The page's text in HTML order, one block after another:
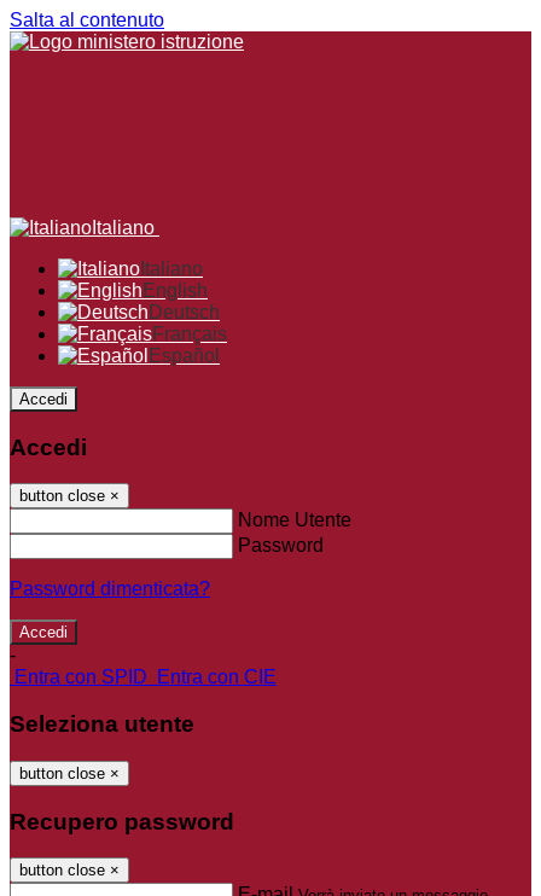
Salta al contenuto
Italiano
Italiano
English
Deutsch
Français
Español
Accedi
Accedi
button close ×
Nome Utente
Password
Password dimenticata?
-
Entra con SPID
Entra con CIE
Seleziona utente
button close ×
Recupero password
button close ×